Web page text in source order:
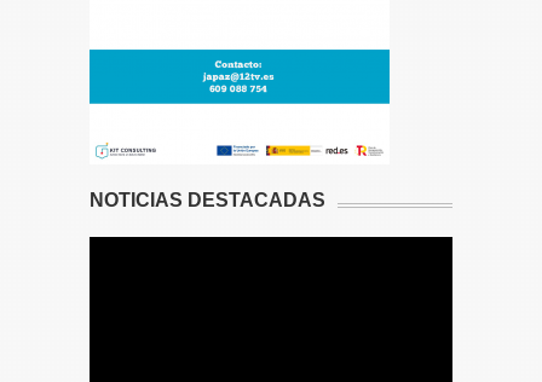
NOTICIAS DESTACADAS